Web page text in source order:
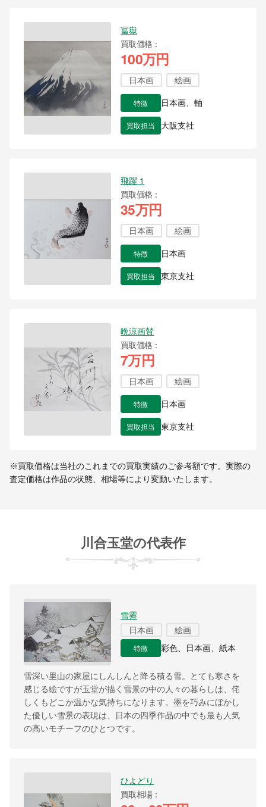
冨嶽
買取価格
100万円
日本画 絵画
特徴 日本画、軸
買取担当 大阪支社
飛躍 1
買取価格
35万円
日本画 絵画
特徴 日本画
買取担当 東京支社
晩涼画賛
買取価格
7万円
日本画 絵画
特徴 日本画
買取担当 東京支社
※買取価格は当社のこれまでの買取実績のご参考額です。実際の
査定価格は作品の状態、相場等により変動いたします。
川合玉堂の代表作
雪霽
日本画
絵画
特徴 彩色、日本画、紙本
雪深い里山の家屋にしんしんと降る積る雪。とても寒さを
感じる絵ですが玉堂が描く雪景の中の人々の暮らしは、侘
しくもどこか温かな気持ちになります。墨を巧みにぼかし
た優しい雪景の表現は、日本の四季作品の中でも最も人気
の高いモチーフのひとつです。
ひよどり
買取相場